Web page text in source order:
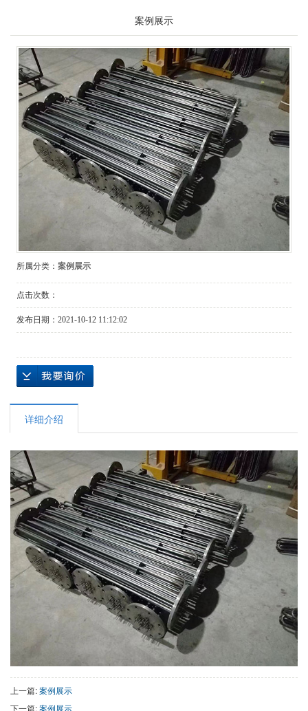
案例展示
所属分类： 案例展示
点击次数：
发布日期： 2021-10-12 11:12:02
详细介绍
上一篇:案例展示
下一篇:案例展示